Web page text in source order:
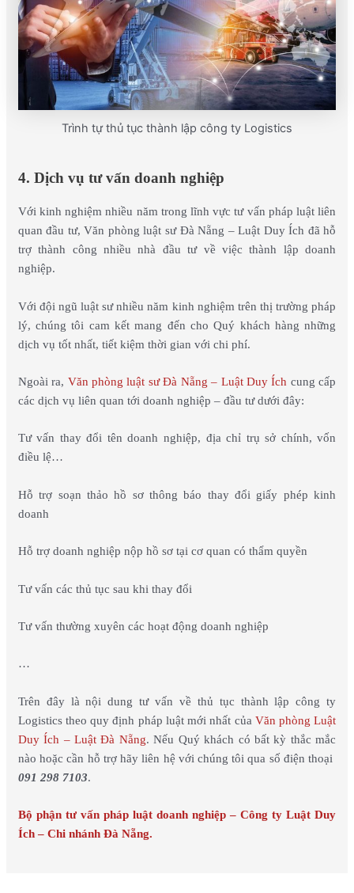
Trình tự thủ tục thành lập công ty Logistics
4. Dịch vụ tư vấn doanh nghiệp
Với kinh nghiệm nhiều năm trong lĩnh vực tư vấn pháp luật liên
quan đầu tư, Văn phòng luật sư Đà Nẵng – Luật Duy Ích đã hỗ
trợ thành công nhiều nhà đầu tư về việc thành lập doanh
nghiệp.
Với đội ngũ luật sư nhiều năm kinh nghiệm trên thị trường pháp
lý, chúng tôi cam kết mang đến cho Quý khách hàng những
dịch vụ tốt nhất, tiết kiệm thời gian với chi phí.
Ngoài ra, Văn phòng luật sư Đà Nẵng – Luật Duy Ích cung cấp
các dịch vụ liên quan tới doanh nghiệp – đầu tư dưới đây:
Tư vấn thay đổi tên doanh nghiệp, địa chỉ trụ sở chính, vốn
điều lệ…
Hỗ trợ soạn thảo hồ sơ thông báo thay đổi giấy phép kinh
doanh
Hỗ trợ doanh nghiệp nộp hồ sơ tại cơ quan có thẩm quyền
Tư vấn các thủ tục sau khi thay đổi
Tư vấn thường xuyên các hoạt động doanh nghiệp
…
Trên đây là nội dung tư vấn về thủ tục thành lập công ty
Logistics theo quy định pháp luật mới nhất của Văn phòng Luật
Duy Ích – Luật Đà Nẵng. Nếu Quý khách có bất kỳ thắc mắc
nào hoặc cần hỗ trợ hãy liên hệ với chúng tôi qua số điện thoại
091 298 7103.
Bộ phận tư vấn pháp luật doanh nghiệp – Công ty Luật Duy
Ích – Chi nhánh Đà Nẵng.